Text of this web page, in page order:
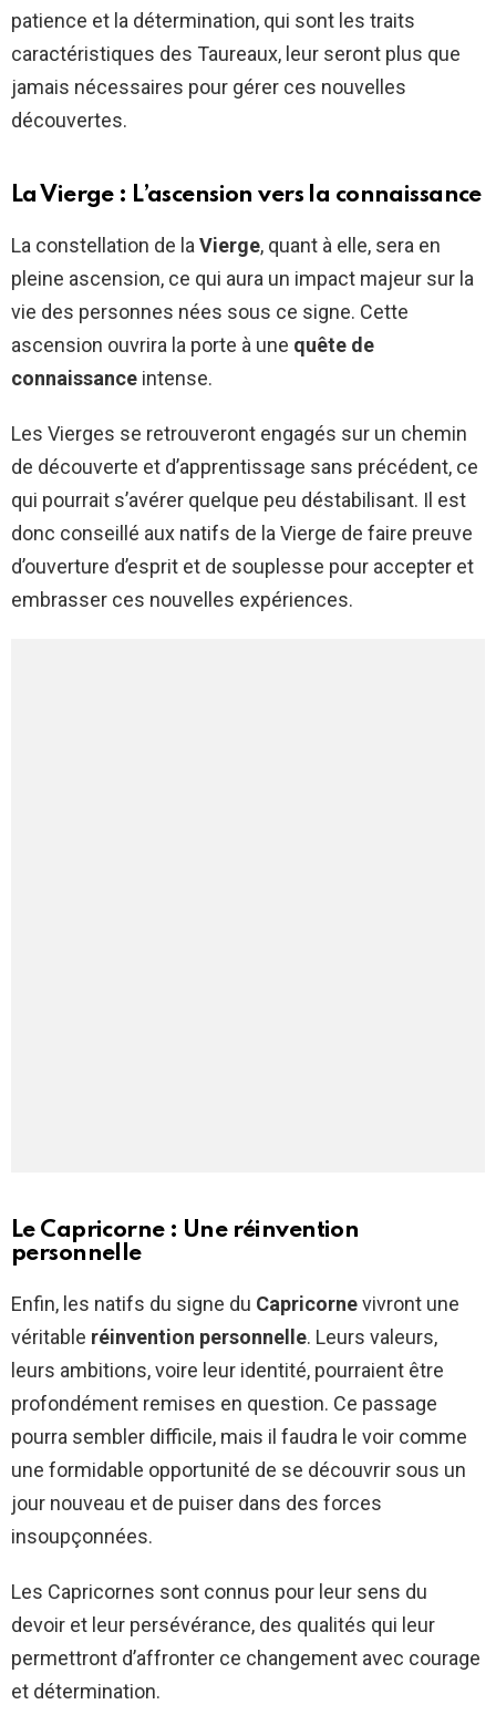
patience et la détermination, qui sont les traits
caractéristiques des Taureaux, leur seront plus que
jamais nécessaires pour gérer ces nouvelles
découvertes.
La Vierge : L’ascension vers la connaissance
La constellation de la Vierge, quant à elle, sera en
pleine ascension, ce qui aura un impact majeur sur la
vie des personnes nées sous ce signe. Cette
ascension ouvrira la porte à une quête de
connaissance intense.
Les Vierges se retrouveront engagés sur un chemin
de découverte et d’apprentissage sans précédent, ce
qui pourrait s’avérer quelque peu déstabilisant. Il est
donc conseillé aux natifs de la Vierge de faire preuve
d’ouverture d’esprit et de souplesse pour accepter et
embrasser ces nouvelles expériences.
Le Capricorne : Une réinvention
personnelle
Enfin, les natifs du signe du Capricornevivront une
véritable réinvention personnelle. Leurs valeurs,
leurs ambitions, voire leur identité, pourraient être
profondément remises en question. Ce passage
pourra sembler difficile, mais il faudra le voir comme
une formidable opportunité de se découvrir sous un
jour nouveau et de puiser dans des forces
insoupçonnées.
Les Capricornes sont connus pour leur sens du
devoir et leur persévérance, des qualités qui leur
permettront d’affronter ce changement avec courage
et détermination.